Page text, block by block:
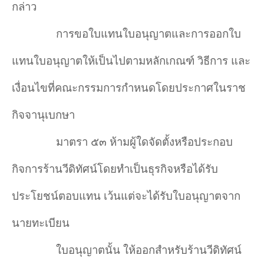
กล่าว
การขอใบแทนใบอนุญาตและการออกใบ
แทนใบอนุญาตให้เป็นไปตามหลักเกณฑ์ วิธีการ และ
เงื่อนไขที่คณะกรรมการกำหนดโดยประกาศในราช
กิจจานุเบกษา
มาตรา ๕๓ ห้ามผู้ใดจัดตั้งหรือประกอบ
กิจการร้านวีดิทัศน์โดยทำเป็นธุรกิจหรือได้รับ
ประโยชน์ตอบแทน เว้นแต่จะได้รับใบอนุญาตจาก
นายทะเบียน
ใบอนุญาตนั้น ให้ออกสำหรับร้านวีดิทัศน์